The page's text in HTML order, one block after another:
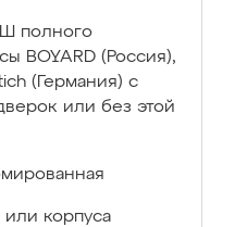
полного
BOYARD (Россия),
(Германия) с
или без этой
или корпуса